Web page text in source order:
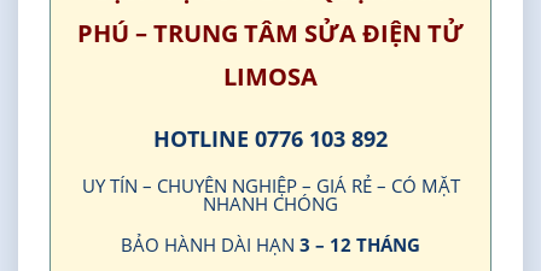
PHÚ – TRUNG TÂM SỬA ĐIỆN TỬ
LIMOSA
HOTLINE 0776 103 892
UY TÍN – CHUYÊN NGHIỆP – GIÁ RẺ – CÓ MẶT
NHANH CHÓNG
BẢO HÀNH DÀI HẠN 3 – 12 THÁNG